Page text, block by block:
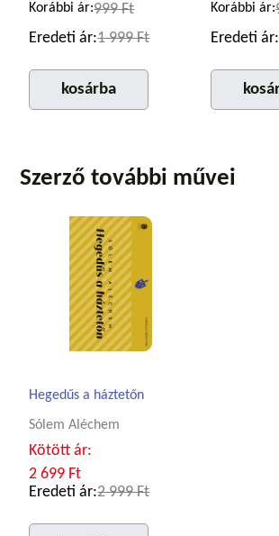
Korábbi ár:999 Ft
Eredeti ár:1 999 Ft
kosárba
Korábbi ár:
Eredeti ár:
Szerző további művei
Hegedűs a háztetőn
Sólem Aléchem
Kötött ár:
2 699 Ft
Eredeti ár:2 999 Ft